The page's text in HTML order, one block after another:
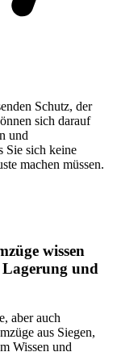
Schutz, der
sich darauf
und
Sie sich keine
machen müssen.
wissen
Lagerung und
aber auch
aus Siegen,
Wissen und